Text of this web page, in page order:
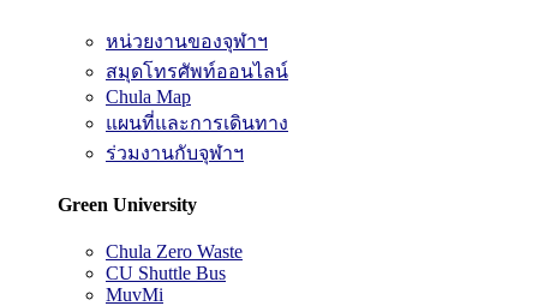
หน่วยงานของจุฬาฯ
สมุดโทรศัพท์ออนไลน์
Chula Map
แผนที่และการเดินทาง
ร่วมงานกับจุฬาฯ
Green University
Chula Zero Waste
CU Shuttle Bus
MuvMi